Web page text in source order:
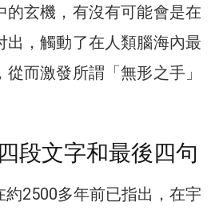
的玄機，有沒有可能會是在
出，觸動了在人類腦海內最
而激發所謂「無形之手」
段文字和最後四句
2500多年前已指出，在宇